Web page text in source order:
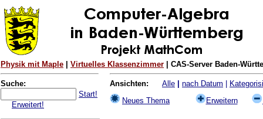
Physik mit Maple Virtuelles Klassenzimmer | CAS-Server Baden-
Suche:
Start!
Erweitert!
Ansichten: Alle nach Datum
Neues Thema
Erweitern